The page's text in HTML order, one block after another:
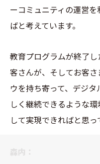
ーコミュニティの運営
ばと考えています。
教育プログラムが終了
客さんが、そしてお客
ウを持ち寄って、デジ
しく継続できるような
して実現できればと思っ